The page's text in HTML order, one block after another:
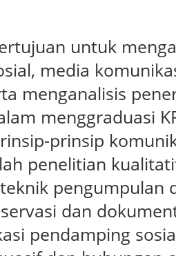
untuk
media
menganalisis
menggraduasi
prinsip
penelitian
pengumpulan
dan
pendamping